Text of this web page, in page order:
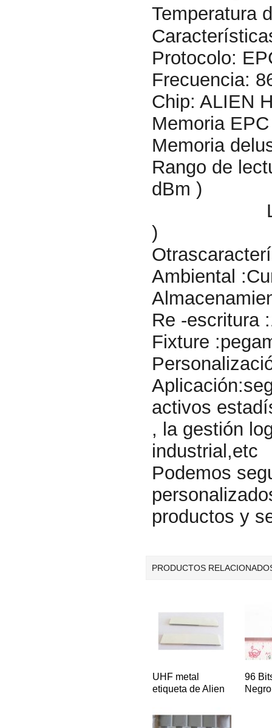
Temperatura
Protocolo:
Frecuencia:
Chip: ALIEN
Memoria
Memoria
Rango de
dBm )
Lectorde
)
Ambiental
Re -escritura
Fixture
activos
, la gestión
industrial,etc
Podemos
productos y
PRODUCTOS
UHF metal
etiqueta de Alien
metal Tag 860 ~
960MHz
96